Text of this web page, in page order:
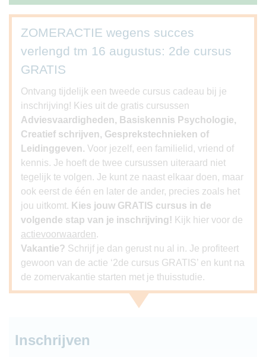
ZOMERACTIE wegens succes
verlengd tm 16 augustus: 2de cursus
GRATIS
Ontvang tijdelijk een tweede cursus cadeau bij je
inschrijving! Kies uit de gratis cursussen
Adviesvaardigheden, Basiskennis Psychologie,
Creatief schrijven, Gesprekstechnieken of
Leidinggeven. Voor jezelf, een familielid, vriend of
kennis. Je hoeft de twee cursussen uiteraard niet
tegelijk te volgen. Je kunt ze naast elkaar doen, maar
ook eerst de één en later de ander, precies zoals het
jou uitkomt. Kies jouw GRATIS cursus in de
volgende stap van je inschrijving! Kijk hier voor de
actievoorwaarden.
Vakantie? Schrijf je dan gerust nu al in. Je profiteert
gewoon van de actie ‘2de cursus GRATIS’ en kunt na
de zomervakantie starten met je thuisstudie.
Inschrijven